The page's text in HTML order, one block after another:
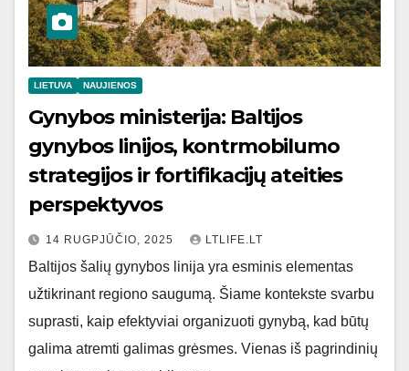
LIETUVA NAUJIENOS
Gynybos ministerija: Baltijos
gynybos linijos, kontrmobilumo
strategijos ir fortifikacijų ateities
perspektyvos
14 RUGPJŪČIO, 2025 LTLIFE.LT
Baltijos šalių gynybos linija yra esminis elementas
užtikrinant regiono saugumą. Šiame kontekste svarbu
suprasti, kaip efektyviai organizuoti gynybą, kad būtų
galima atremti galimas grėsmes. Vienas iš pagrindinių